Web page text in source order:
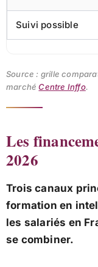
Suivi possible
Source : grille
marchéCentre Inffo.
Les
2026
Trois canaux
formation en
les salariés en
se combiner.